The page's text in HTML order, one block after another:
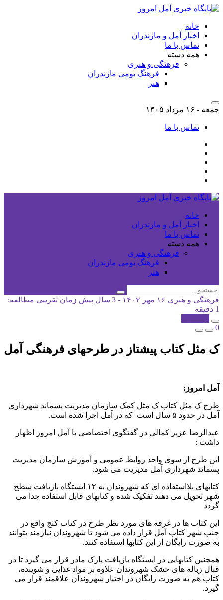
خانه
اخبار آمل و مازندران
تماس با ما
همه دسته
فرهنگی و هنری
فرهنگ بومی مازندران
هنر
جمعه - ۱۶ مرداد ۱۴۰۵
تماس با ما
خانه
اخبار آمل و مازندران
تماس با ما
همه دسته
فرهنگی و هنری
فرهنگ بومی مازندران
هنر
فرهنگی و هنری ۱۶ مهر ۱۴۰۲ - 3 سال پیش
زمان تقریبی مطالعه:
1 دقیقه
0
ک مثل کتاب پیشتاز در طرحهای فرهنگی آمل
آمل امروز:
طرح ک مثل کتاب ک مثل کمک سازمان مدیریت پسماند شهرداری
آمل در حدود ۵ سال است که در آمل اجرا شده است.
عبدالرضا عزیز کمالی در گفتگوی اختصاصی با آمل امروز اظهار
داشت :
این طرح از سوی واحد روابط عمومی و آموزش سازمان مدیریت
پسماند شهرداری آمل مدیریت می شود.
کتابهای بلااستفاده ای که شهروندان به ۱۲ ایستگاه بازیافت سطح
شهر تحویل می دهند تفکیک شده و کتابهای قابل استفاده جدا می
گردد
این کتاب ها در غرفه های مورد نظر طرح در کتاب کنج واقع در
جنب شهر کتاب آمل قرار داده می شود تا شهروندان نیازمند بتوانند
به صورت رایگان از این کتابها استفاده کنند.
همچنین کتابهایی در ایستگاه بازیافت پارک مادر قرار می گیرد تا در
قبال زباله های خشک شهروندان علاوه بر مواد غذایی و شوینده،
کتاب هم به صورت رایگان در اختیار شهروندان علاقمند قرار می
گیرد.